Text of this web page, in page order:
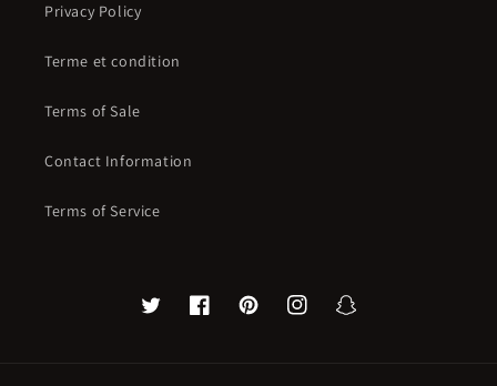
Privacy Policy
Terme et condition
Terms of Sale
Contact Information
Terms of Service
TwitterFacebookPinterestInstagramSnapchat